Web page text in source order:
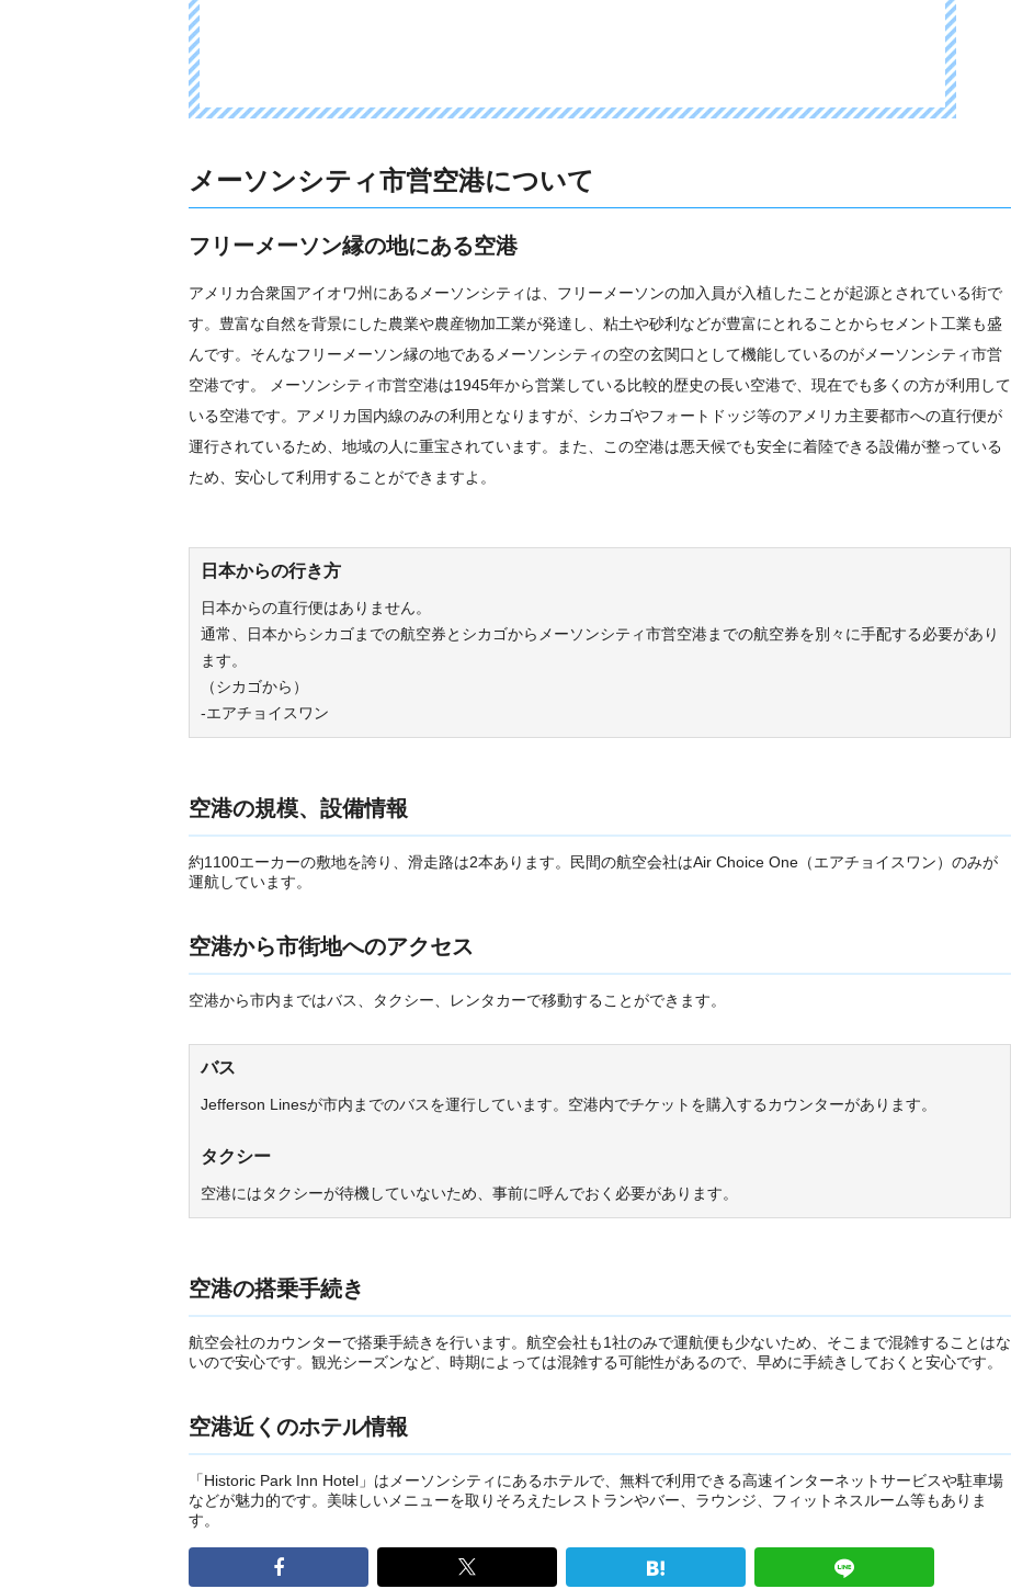
メーソンシティ市営空港について
フリーメーソン縁の地にある空港
アメリカ合衆国アイオワ州にあるメーソンシティは、フリーメーソンの加入員が入植したことが起源とされている街で
す。豊富な自然を背景にした農業や農産物加工業が発達し、粘土や砂利などが豊富にとれることからセメント工業も盛
んです。そんなフリーメーソン縁の地であるメーソンシティの空の玄関口として機能しているのがメーソンシティ市営
空港です。 メーソンシティ市営空港は1945年から営業している比較的歴史の長い空港で、現在でも多くの方が利用して
いる空港です。アメリカ国内線のみの利用となりますが、シカゴやフォートドッジ等のアメリカ主要都市への直行便が
運行されているため、地域の人に重宝されています。また、この空港は悪天候でも安全に着陸できる設備が整っている
ため、安心して利用することができますよ。
日本からの行き方
日本からの直行便はありません。
通常、日本からシカゴまでの航空券とシカゴからメーソンシティ市営空港までの航空券を別々に手配する必要があり
ます。
（シカゴから）
-エアチョイスワン
空港の規模、設備情報
約1100エーカーの敷地を誇り、滑走路は2本あります。民間の航空会社はAir Choice One（エアチョイスワン）のみが
運航しています。
空港から市街地へのアクセス
空港から市内まではバス、タクシー、レンタカーで移動することができます。
バス
Jefferson Linesが市内までのバスを運行しています。空港内でチケットを購入するカウンターがあります。
タクシー
空港にはタクシーが待機していないため、事前に呼んでおく必要があります。
空港の搭乗手続き
航空会社のカウンターで搭乗手続きを行います。航空会社も1社のみで運航便も少ないため、そこまで混雑することはな
いので安心です。観光シーズンなど、時期によっては混雑する可能性があるので、早めに手続きしておくと安心です。
空港近くのホテル情報
「Historic Park Inn Hotel」はメーソンシティにあるホテルで、無料で利用できる高速インターネットサービスや駐車場
などが魅力的です。美味しいメニューを取りそろえたレストランやバー、ラウンジ、フィットネスルーム等もありま
す。